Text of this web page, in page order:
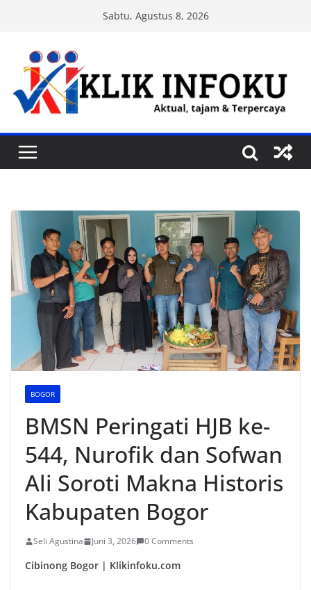
content
Sabtu, Agustus 8, 2026
BOGOR
BMSN Peringati HJB ke-
544, Nurofik dan Sofwan
Ali Soroti Makna Historis
Kabupaten Bogor
Seli Agustina Juni 3, 2026 0 Comments
Cibinong Bogor | Klikinfoku.com